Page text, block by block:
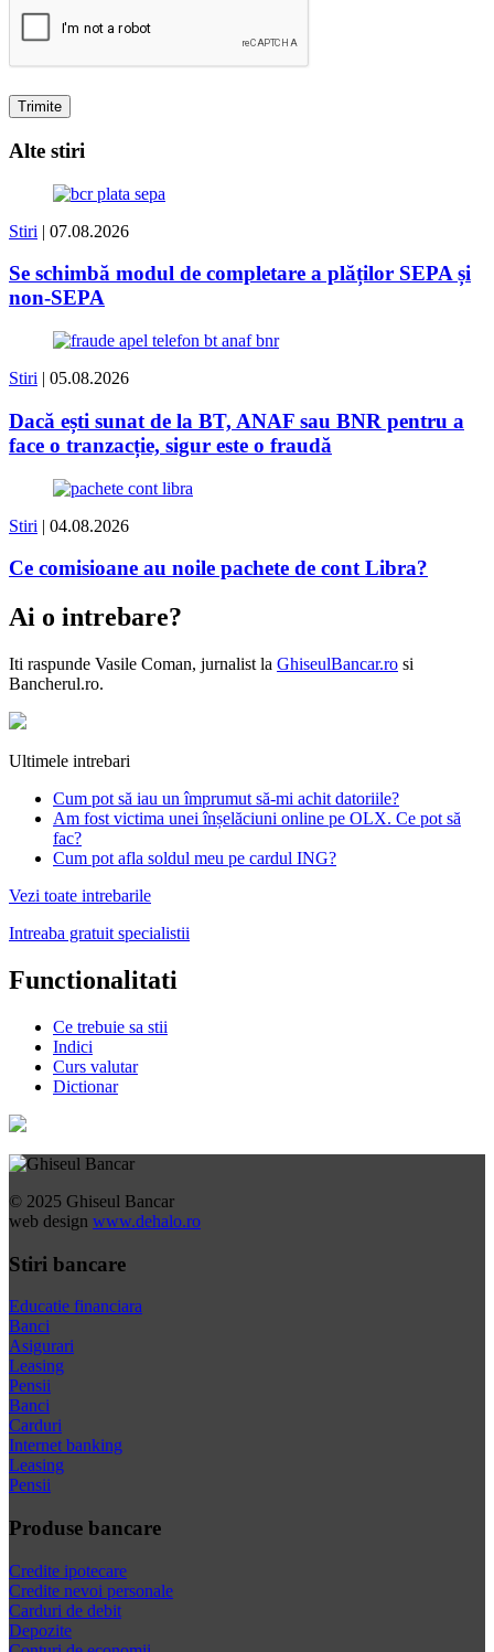
Alte stiri
Stiri | 07.08.2026
Se schimbă modul de completare a plăților SEPA și
non-SEPA
Stiri | 05.08.2026
Dacă ești sunat de la BT, ANAF sau BNR pentru a
face o tranzacție, sigur este o fraudă
Stiri | 04.08.2026
Ce comisioane au noile pachete de cont Libra?
Ai o intrebare?
Iti raspunde Vasile Coman, jurnalist la GhiseulBancar.ro si
Bancherul.ro.
Ultimele intrebari
Cum pot să iau un împrumut să-mi achit datoriile?
Am fost victima unei înșelăciuni online pe OLX. Ce pot să
fac?
Cum pot afla soldul meu pe cardul ING?
Vezi toate intrebarile
Intreaba gratuit specialistii
Functionalitati
Ce trebuie sa stii
Indici
Curs valutar
Dictionar
© 2025 Ghiseul Bancar
web design www.dehalo.ro
Stiri bancare
Educatie financiara
Banci
Asigurari
Leasing
Pensii
Banci
Carduri
Internet banking
Leasing
Pensii
Produse bancare
Credite ipotecare
Credite nevoi personale
Carduri de debit
Depozite